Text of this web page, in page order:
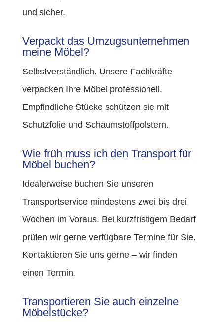
und sicher.
Verpackt das Umzugsunternehmen
meine Möbel?
Selbstverständlich. Unsere Fachkräfte
verpacken Ihre Möbel professionell.
Empfindliche Stücke schützen sie mit
Schutzfolie und Schaumstoffpolstern.
Wie früh muss ich den Transport für
Möbel buchen?
Idealerweise buchen Sie unseren
Transportservice mindestens zwei bis drei
Wochen im Voraus. Bei kurzfristigem Bedarf
prüfen wir gerne verfügbare Termine für Sie.
Kontaktieren Sie uns gerne – wir finden
einen Termin.
Transportieren Sie auch einzelne
Möbelstücke?